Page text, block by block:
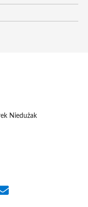
Niedużak
Share